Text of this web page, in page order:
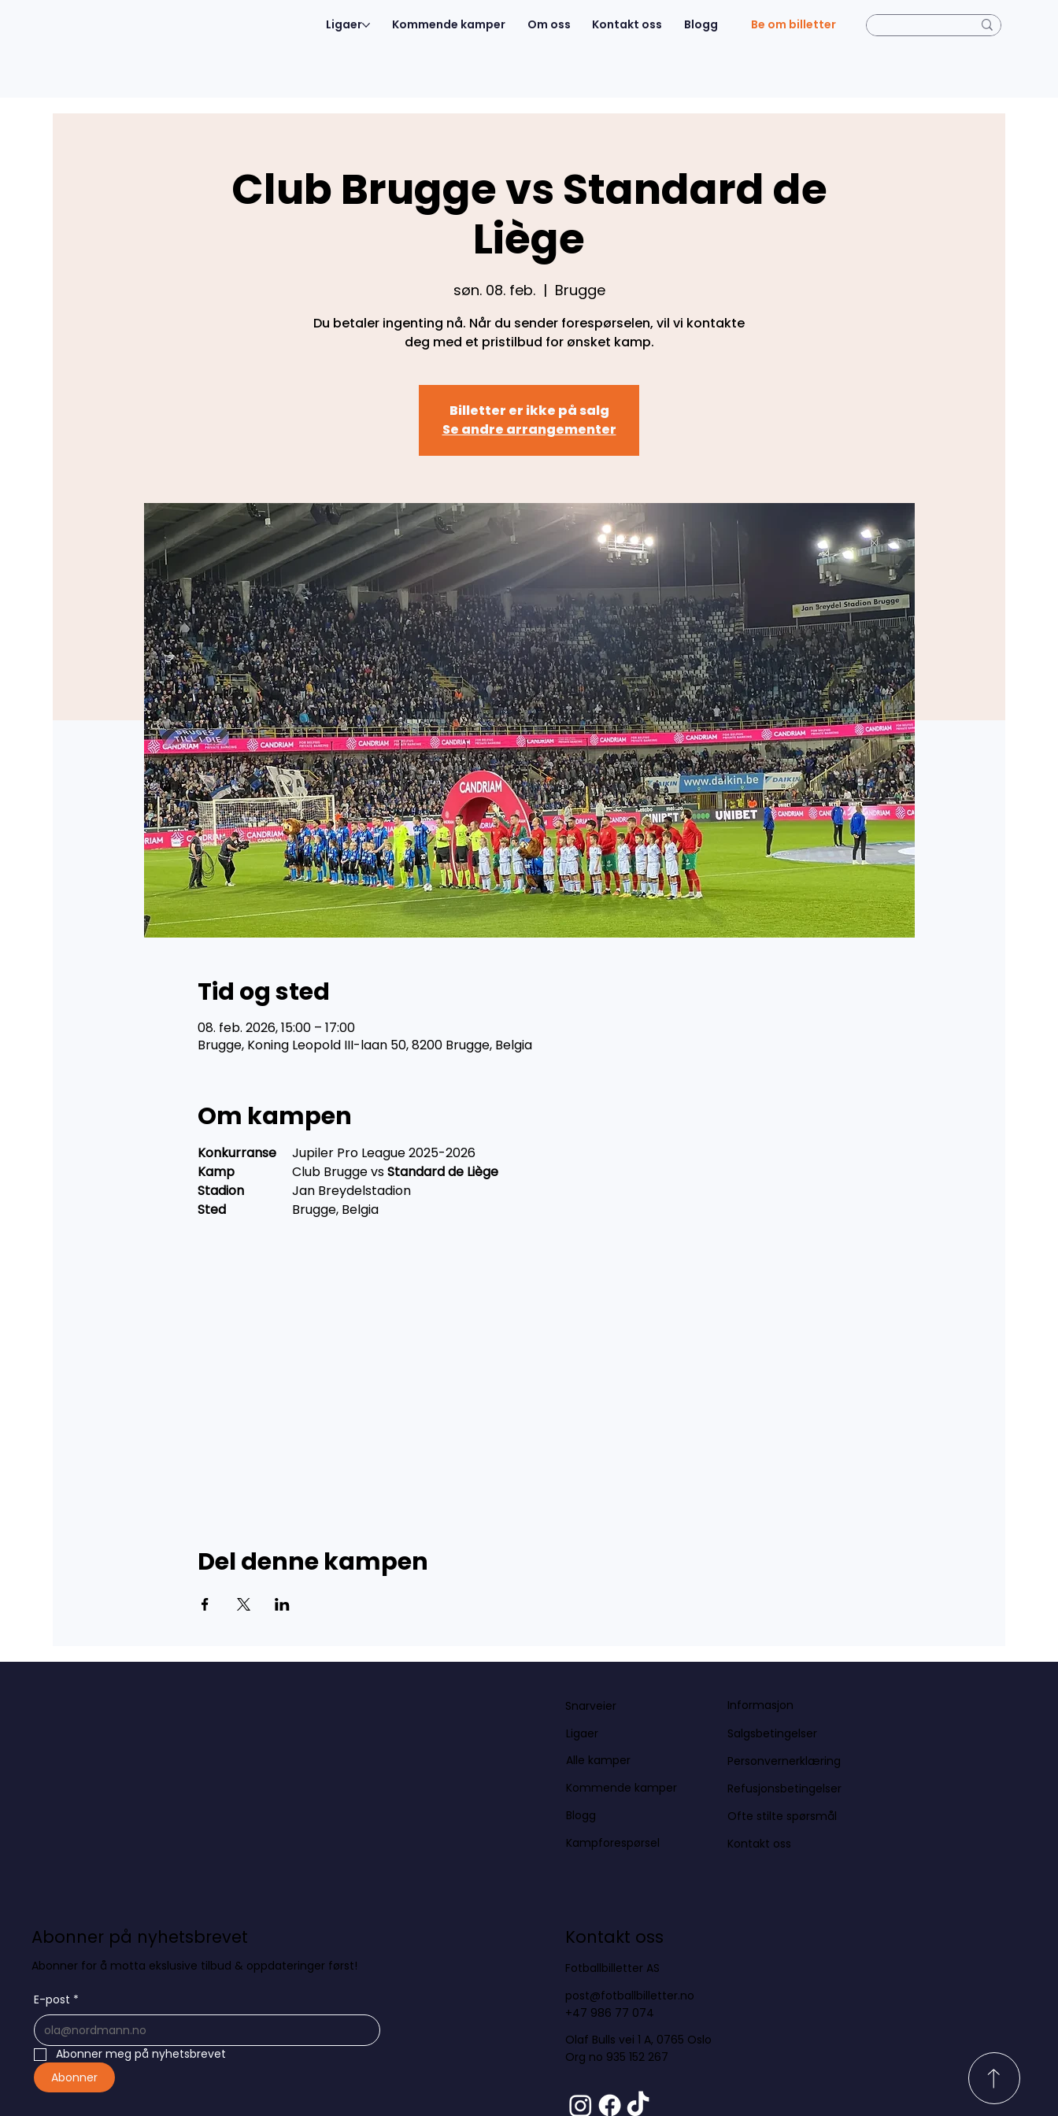
Ligaer Kommende kamper Om oss Kontakt oss Blogg Be om billetter
Club Brugge vs Standard de
Liège
søn. 08. feb.
  |
Brugge
Du betaler ingenting nå. Når du sender forespørselen, vil vi kontakte
deg med et pristilbud for ønsket kamp.
Billetter er ikke på salg
Se andre arrangementer
Tid og sted
08. feb. 2026, 15:00 – 17:00
Brugge, Koning Leopold III-laan 50, 8200 Brugge, Belgia
Om kampen
Konkurranse
	Jupiler Pro League 2025-2026
Kamp
		Club Brugge vs
Standard de Liège
	Jan Breydelstadion
Sted
		Brugge, Belgia
Del denne kampen
Snarveier
Ligaer
Alle kamper
Kommende kamper
Blogg
Kampforespørsel
Informasjon
Salgsbetingelser
Personvernerklæring
Refusjonsbetingelser
Ofte stilte spørsmål
Kontakt oss
Abonner på nyhetsbrevet
Abonner for å motta ekslusive tilbud & oppdateringer først!
E-post *
Abonner meg på nyhetsbrevet
Abonner
Kontakt oss
Fotballbilletter AS
post@fotballbilletter.no
+47 986 77 074
Olaf Bulls vei 1 A, 0765 Oslo
Org no 935 152 267